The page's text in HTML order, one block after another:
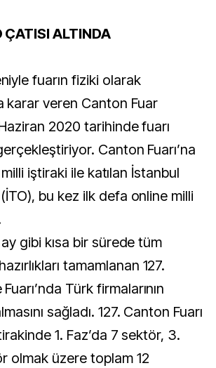
ÇATISI ALTINDA
fuarın fiziki olarak
karar veren Canton Fuar
2020 tarihinde fuarı
Canton Fuarı’na
iştiraki ile katılan İstanbul
bu kez ilk defa online milli
ay gibi kısa bir sürede tüm
tamamlanan 127.
Türk firmalarının
sağladı. 127. Canton Fuarı
1. Faz’da 7 sektör, 3.
olmak üzere toplam 12